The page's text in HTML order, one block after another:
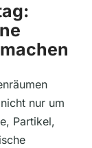
nur um
Partikel,